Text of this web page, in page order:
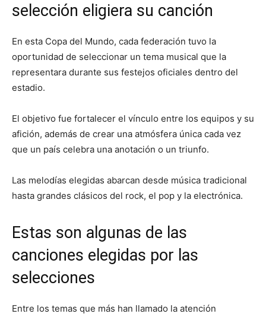
selección eligiera su canción
En esta Copa del Mundo, cada federación tuvo la
oportunidad de seleccionar un tema musical que la
representara durante sus festejos oficiales dentro del
estadio.
El objetivo fue fortalecer el vínculo entre los equipos y su
afición, además de crear una atmósfera única cada vez
que un país celebra una anotación o un triunfo.
Las melodías elegidas abarcan desde música tradicional
hasta grandes clásicos del rock, el pop y la electrónica.
Estas son algunas de las
canciones elegidas por las
selecciones
Entre los temas que más han llamado la atención